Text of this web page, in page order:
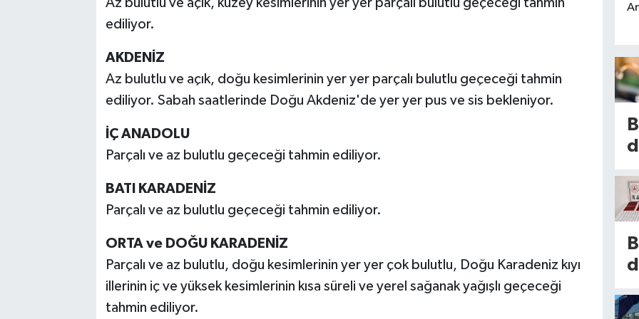
Az bulutlu ve açık, kuzey kesimlerinin yer yer parçalı bulutlu geçeceği tahmin
ediliyor.
AKDENİZ
Az bulutlu ve açık, doğu kesimlerinin yer yer parçalı bulutlu geçeceği tahmin
ediliyor. Sabah saatlerinde Doğu Akdeniz'de yer yer pus ve sis bekleniyor.
İÇ ANADOLU
Parçalı ve az bulutlu geçeceği tahmin ediliyor.
BATI KARADENİZ
Parçalı ve az bulutlu geçeceği tahmin ediliyor.
ORTA ve DOĞU KARADENİZ
Parçalı ve az bulutlu, doğu kesimlerinin yer yer çok bulutlu, Doğu Karadeniz kıyı
illerinin iç ve yüksek kesimlerinin kısa süreli ve yerel sağanak yağışlı geçeceği
tahmin ediliyor.
2